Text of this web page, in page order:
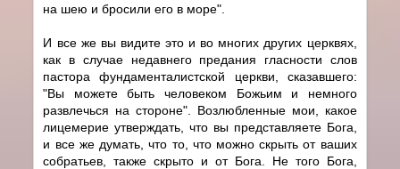
на шею и бросили его в море".
И все же вы видите это и во многих других церквях,
как в случае недавнего предания гласности слов
пастора фундаменталистской церкви, сказавшего:
"Вы можете быть человеком Божьим и немного
развлечься на стороне". Возлюбленные мои, какое
лицемерие утверждать, что вы представляете Бога,
и все же думать, что то, что можно скрыть от ваших
собратьев, также скрыто и от Бога. Не того Бога,